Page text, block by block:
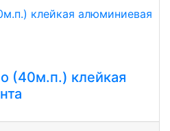
(40м.п.) клейкая